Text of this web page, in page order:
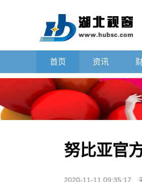
首页 资讯
努比亚官
2020-11-11 09:35:17